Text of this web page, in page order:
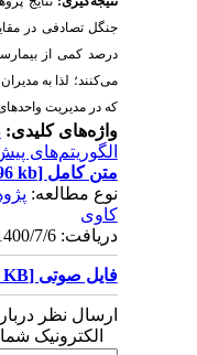
جنگل تصادفی در
درصد کمی از
می‌کنند؛ لذا به
که در مدیریت واحدهای
واژه‌های کلیدی:
الگوریتم‌های
متن کامل[PDF 1196 kb]
نوع مطالعه:
کاوی
دریافت: 1400/7/6 | پذیرش: 1400/9/17
فایل صوتی [M4A 6601 KB]
ارسال نظر
الکترونیک شما: